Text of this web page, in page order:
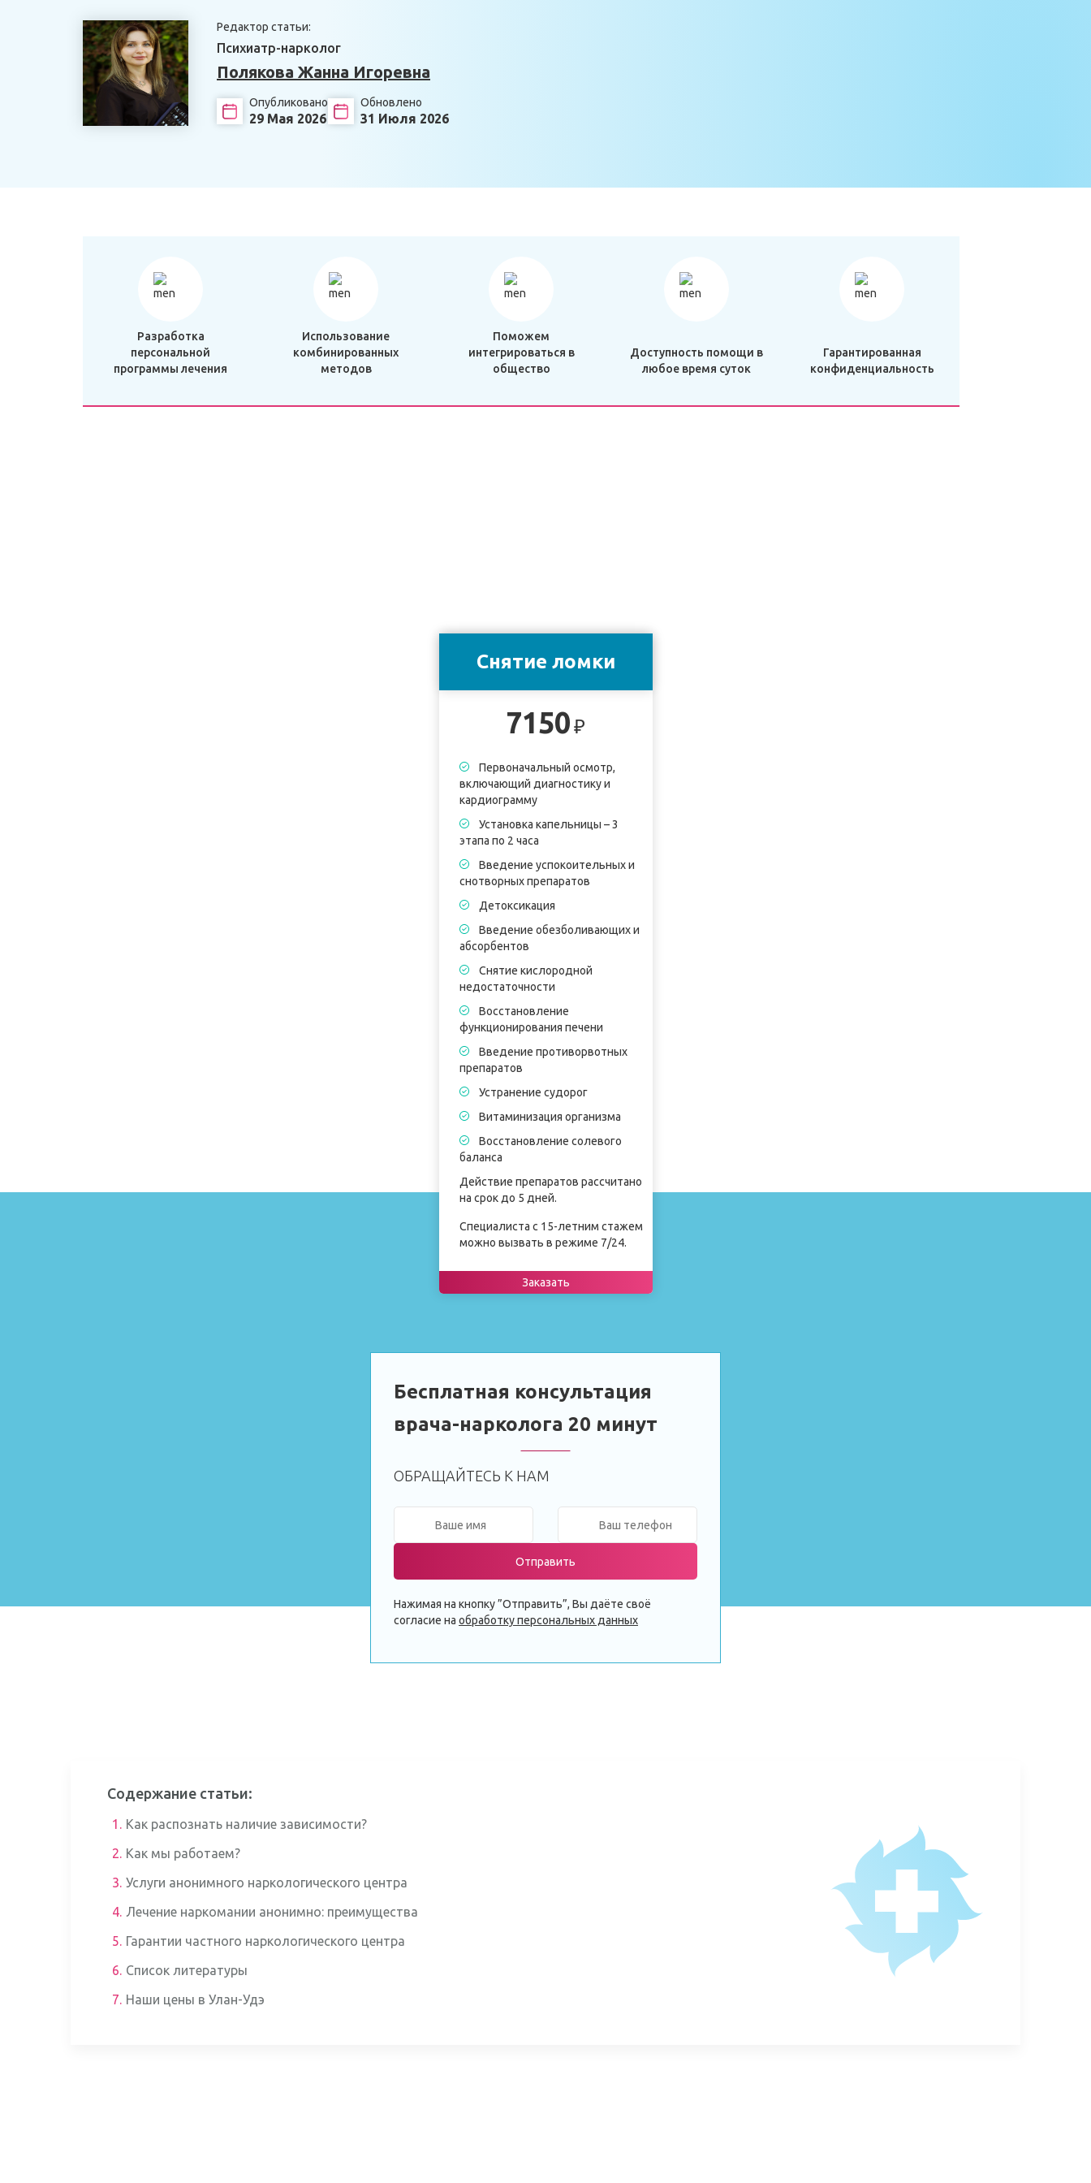
Редактор статьи:
Психиатр-нарколог
Полякова Жанна Игоревна
Опубликовано
29 Мая 2026
Обновлено
31 Июля 2026
Разработка
персональной
программы лечения
Использование
комбинированных
методов
Поможем
интегрироваться в
общество
Доступность помощи в
любое время суток
Гарантированная
конфиденциальность
Снятие ломки
7150₽
Первоначальный осмотр,
включающий диагностику и
кардиограмму
Установка капельницы – 3
этапа по 2 часа
Введение успокоительных и
снотворных препаратов
Детоксикация
Введение обезболивающих и
абсорбентов
Снятие кислородной
недостаточности
Восстановление
функционирования печени
Введение противорвотных
препаратов
Устранение судорог
Витаминизация организма
Восстановление солевого
баланса
Действие препаратов рассчитано
на срок до 5 дней.
Специалиста с 15-летним стажем
можно вызвать в режиме 7/24.
Заказать
Бесплатная консультация
врача-нарколога 20 минут
ОБРАЩАЙТЕСЬ К НАМ
Отправить
Нажимая на кнопку ”Отправить”, Вы даёте своё
согласие на обработку персональных данных
Содержание статьи:
1. Как распознать наличие зависимости?
2. Как мы работаем?
3. Услуги анонимного наркологического центра
4. Лечение наркомании анонимно: преимущества
5. Гарантии частного наркологического центра
6. Список литературы
7. Наши цены в Улан-Удэ